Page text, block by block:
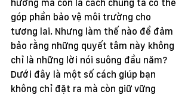
hướng mà còn là cách chúng ta có thể
góp phần bảo vệ môi trường cho
tương lai. Nhưng làm thế nào để đảm
bảo rằng những quyết tâm này không
chỉ là những lời nói suông đầu năm?
Dưới đây là một số cách giúp bạn
không chỉ đặt ra mà còn giữ vững